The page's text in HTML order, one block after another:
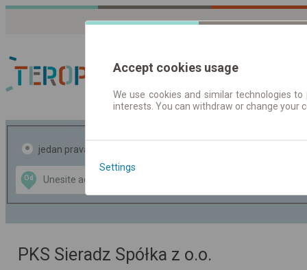
Red vožnje | Karte
jedan pravac
Od
Data CC-BY-SA
OpenStreetMap
GeoLite data by
PKS Sieradz Spółka z o.o.
Accept cookies usage
We use cookies and similar technologies
interests. You can withdraw or change
Settings